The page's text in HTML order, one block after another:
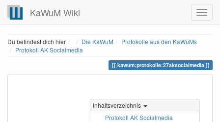
KaWuM Wiki
Du befindest dich hier HomeDie KaWuM
Protokolle aus den KaWuMs
Protokoll AK Socialmedia
kawum:protokolle:27aksocialmedia
Inhaltsverzeichnis
Protokoll AK Socialmedia